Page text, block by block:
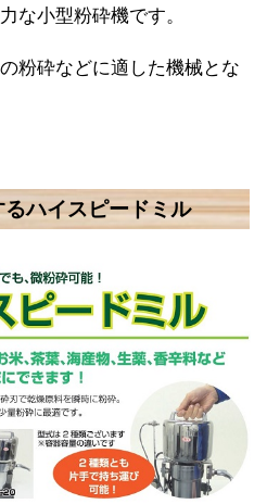
な小型粉砕機です。
粉砕などに適した機械とな
ハイスピードミル